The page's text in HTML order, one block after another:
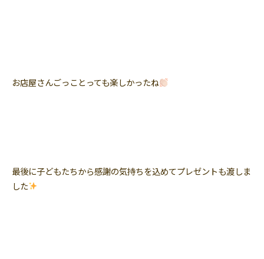
お店屋さんごっことっても楽しかったね
最後に子どもたちから感謝の気持ちを込めてプレゼントも渡しま
した